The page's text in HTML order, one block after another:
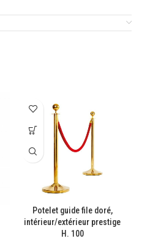
Potelet guide file doré,
intérieur/extérieur prestige
H. 100